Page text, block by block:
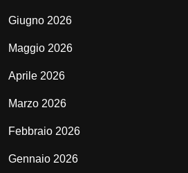
Giugno 2026
Maggio 2026
Aprile 2026
Marzo 2026
Febbraio 2026
Gennaio 2026